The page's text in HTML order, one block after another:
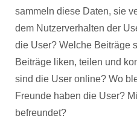
sammeln diese Daten, sie
dem Nutzerverhalten der
die User? Welche Beiträge
Beiträge liken, teilen und
sind die User online? Wo
Freunde haben die User?
befreundet?